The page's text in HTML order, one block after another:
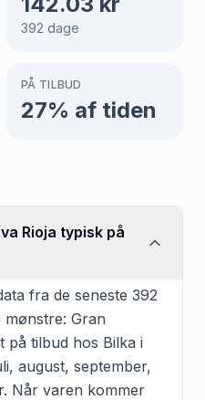
392 dage
PÅ TILBUD
27% af tiden
Rioja typisk på
fra de seneste 392
mønstre: Gran
på tilbud hos Bilka i
august, september,
Når varen kommer